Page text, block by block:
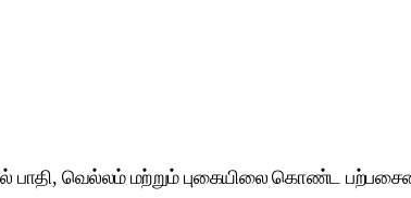
பாதி, வெல்லம் மற்றும் புகையிலை கொண்ட